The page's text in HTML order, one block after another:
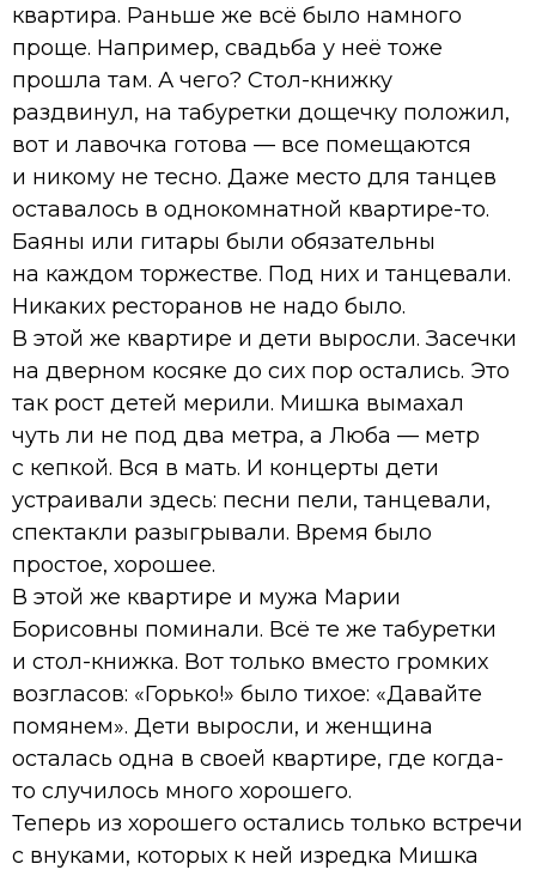
квартира. Раньше же всё было намного
проще. Например, свадьба у неё тоже
прошла там. А чего? Стол-книжку
раздвинул, на табуретки дощечку положил,
вот и лавочка готова — все помещаются
и никому не тесно. Даже место для танцев
оставалось в однокомнатной квартире-то.
Баяны или гитары были обязательны
на каждом торжестве. Под них и танцевали.
Никаких ресторанов не надо было.
В этой же квартире и дети выросли. Засечки
на дверном косяке до сих пор остались. Это
так рост детей мерили. Мишка вымахал
чуть ли не под два метра, а Люба — метр
с кепкой. Вся в мать. И концерты дети
устраивали здесь: песни пели, танцевали,
спектакли разыгрывали. Время было
простое, хорошее.
В этой же квартире и мужа Марии
Борисовны поминали. Всё те же табуретки
и стол-книжка. Вот только вместо громких
возгласов: «Горько!» было тихое: «Давайте
помянем». Дети выросли, и женщина
осталась одна в своей квартире, где когда-
то случилось много хорошего.
Теперь из хорошего остались только встречи
с внуками, которых к ней изредка Мишка